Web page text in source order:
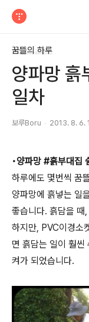
꿈뜰의 하루
양파망
일차
보루Boru 2013. 8. 6.
•양파망 ‪#‎흙부대집‬
하루에도 몇번씩 꿈
양파망에 흙넣는 일
좋습니다. 흙담을 때
하지만, PVC이경소
면 흙담는 일이 훨씬
켜가 되었습니다.